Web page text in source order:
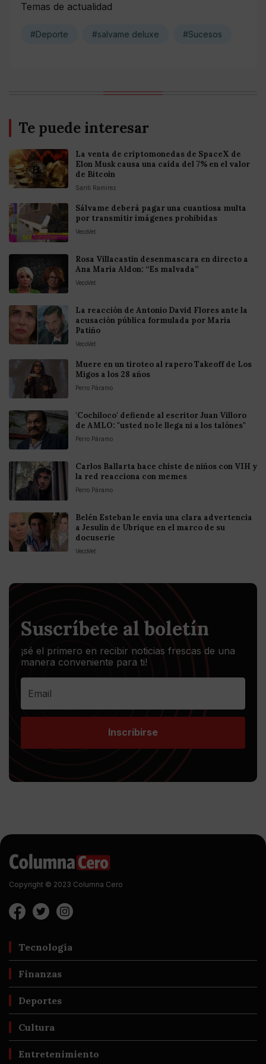
Temas de actualidad
#Deporte #salvame deluxe #Sucesos
Te puede interesar
La venta de criptomonedas de SpaceX de
Elon Musk causa una caída del 7% en el valor
de Bitcoin
Santi Ramirez
Sálvame deberá pagar una cuantiosa multa
por transmitir imágenes prohibidas
VecoVet
Rosa Villacastín desenmascara en directo a
Ana María Aldon: “Es malvada”
VecoVet
La reacción de Antonio David Flores ante la
acusación pública formulada por María
Patiño
VecoVet
Muere en un tiroteo al rapero Takeoff de Los
Migos a los 28 años
Perro Páramo
'Cochiloco' defiende al escritor Juan Villoro
de AMLO: "usted no le llega ni a los talónes"
Perro Páramo
Carlos Ballarta hace chiste de niños con VIH y
la red reacciona con memes
Perro Páramo
Belén Esteban le envía una clara advertencia
a Jesulín de Ubrique en el marco de su
docuserie
VecoVet
Suscríbete al boletín
¡sé el primero en recibir noticias frescas de una
manera conveniente para ti!
Inscribirse
Copyright © 2023 Columna Cero
Tecnología
Finanzas
Deportes
Cultura
Entretenimiento